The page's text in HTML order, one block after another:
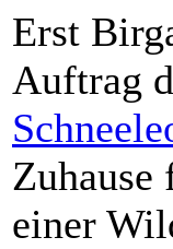
Erst
Auftrag
Zuhause
einer